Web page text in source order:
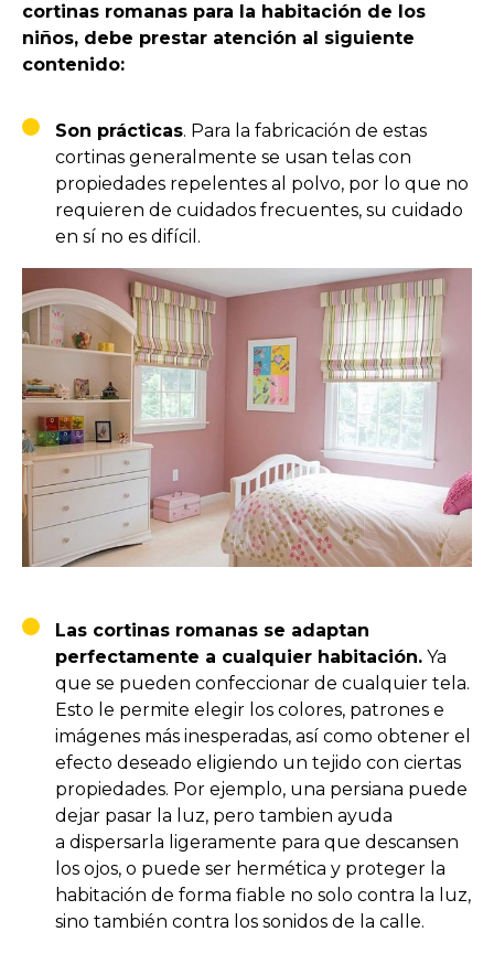
cortinas romanas para la habitación de los
niños, debe prestar atención al siguiente
contenido:
Son prácticas. Para la fabricación de estas
cortinas generalmente se usan telas con
propiedades repelentes al polvo, por lo que no
requieren de cuidados frecuentes, su cuidado
en sí no es difícil.
Las cortinas romanas se adaptan
perfectamente a cualquier habitación. Ya
que se pueden confeccionar de cualquier tela.
Esto le permite elegir los colores, patrones e
imágenes más inesperadas, así como obtener el
efecto deseado eligiendo un tejido con ciertas
propiedades. Por ejemplo, una persiana puede
dejar pasar la luz, pero tambien ayuda
a dispersarla ligeramente para que descansen
los ojos, o puede ser hermética y proteger la
habitación de forma fiable no solo contra la luz,
sino también contra los sonidos de la calle.